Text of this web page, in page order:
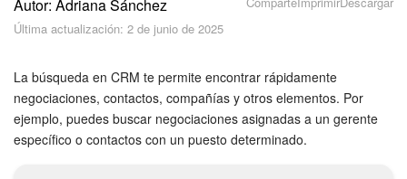
Seguridad
Cómo empezar
Feed
Autor: Adriana Sánchez
Última actualización: 2 de junio de 2025
La búsqueda en CRM te permite encontrar rápidamente
negociaciones, contactos, compañías y otros elementos. Por
ejemplo, puedes buscar negociaciones asignadas a un gerente
específico o contactos con un puesto determinado.